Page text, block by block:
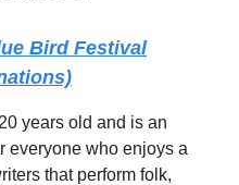
Bird Festival
years old and is an
everyone who enjoys a
that perform folk,